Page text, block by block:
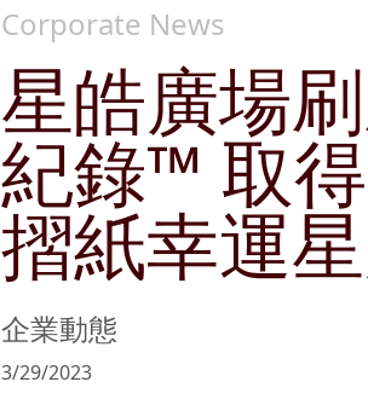
願景、使命和營商宗旨
集團發展里程碑
管理層簡介
主席報告書
旅遊
酒店
文化與消閑
零售
新聞稿
監管披露
財務報告
公告及通函
主要財務數據
可持續發展管理
管治架構
可持續發展目標
持份者參與
風險管理
ESG
自然
商社
協作
匠心
Corporate News
星皓廣場
紀錄™ 取
摺紙幸運
企業動態
3/29/2023